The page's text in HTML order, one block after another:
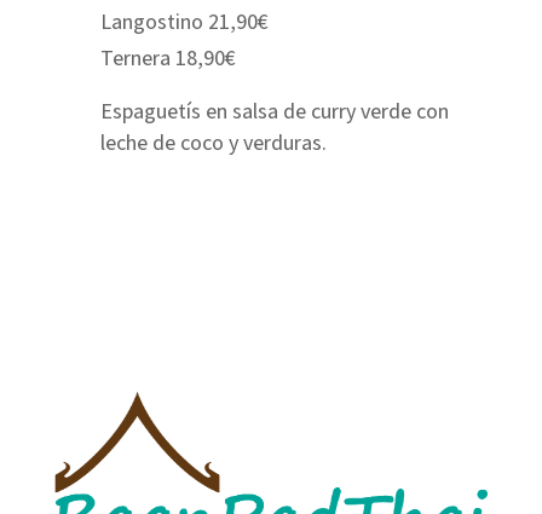
Langostino 21,90€
Ternera 18,90€
Espaguetís en salsa de curry verde con
leche de coco y verduras.